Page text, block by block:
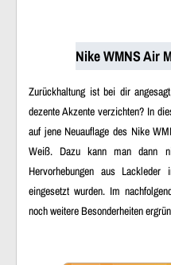
Nike WMNS Air
Zurückhaltung ist bei dir
dezente Akzente verzichten? In
auf jene Neuauflage des Nike
Weiß. Dazu kann man dann
Hervorhebungen aus
eingesetzt wurden. Im
noch weitere Besonderheiten